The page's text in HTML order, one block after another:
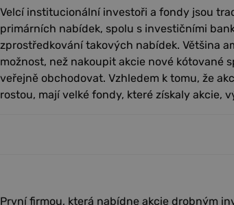
Velcí institucionální investoři a fondy jsou
primárních nabídek, spolu s investičními
zprostředkování takových nabídek. Většina
možnost, než nakoupit akcie nové kótované
veřejně obchodovat. Vzhledem k tomu, že
rostou, mají velké fondy, které získaly akcie,
První firmou, která nabídne akcie drobným